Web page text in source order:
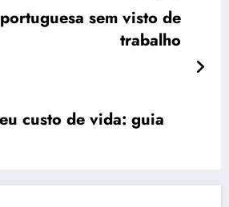
sem visto de
trabalho
custo de vida: guia